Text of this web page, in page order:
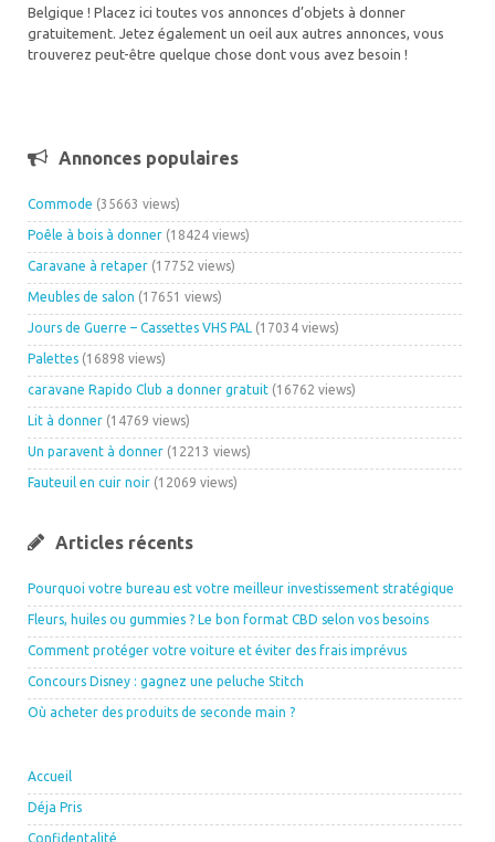
Belgique ! Placez ici toutes vos annonces d’objets à donner
gratuitement. Jetez également un oeil aux autres annonces, vous
trouverez peut-être quelque chose dont vous avez besoin !
Annonces populaires
Commode (35663 views)
Poêle à bois à donner (18424 views)
Caravane à retaper (17752 views)
Meubles de salon (17651 views)
Jours de Guerre – Cassettes VHS PAL (17034 views)
Palettes (16898 views)
caravane Rapido Club a donner gratuit (16762 views)
Lit à donner (14769 views)
Un paravent à donner (12213 views)
Fauteuil en cuir noir (12069 views)
Articles récents
Pourquoi votre bureau est votre meilleur investissement stratégique
Fleurs, huiles ou gummies ? Le bon format CBD selon vos besoins
Comment protéger votre voiture et éviter des frais imprévus
Concours Disney : gagnez une peluche Stitch
Où acheter des produits de seconde main ?
Accueil
Déja Pris
Confidentalité